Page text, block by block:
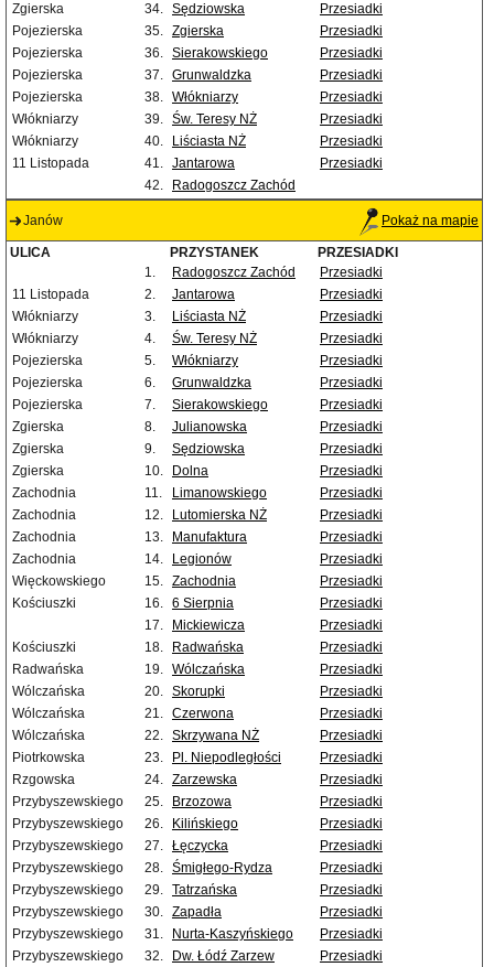
Zgierska
34. Sędziowska
Przesiadki
Pojezierska
35. Zgierska
Przesiadki
Pojezierska
36. Sierakowskiego
Przesiadki
Pojezierska
37. Grunwaldzka
Przesiadki
Pojezierska
38. Włókniarzy
Przesiadki
Włókniarzy
39. Św. Teresy NŻ
Przesiadki
Włókniarzy
40. Liściasta NŻ
Przesiadki
11 Listopada
41. Jantarowa
Przesiadki
42.
Radogoszcz Zachód
Janów Pokaż na mapie
ULICA PRZYSTANEK
PRZESIADKI
1.
Radogoszcz Zachód
Przesiadki
11 Listopada
2. Jantarowa
Przesiadki
Włókniarzy
3. Liściasta NŻ
Przesiadki
Włókniarzy
4. Św. Teresy NŻ
Przesiadki
Pojezierska
5. Włókniarzy
Przesiadki
Pojezierska
6. Grunwaldzka
Przesiadki
Pojezierska
7. Sierakowskiego
Przesiadki
Zgierska
8. Julianowska
Przesiadki
Zgierska
9. Sędziowska
Przesiadki
Zgierska
10. Dolna
Przesiadki
Zachodnia
11. Limanowskiego
Przesiadki
Zachodnia
12. Lutomierska NŻ
Przesiadki
Zachodnia
13. Manufaktura
Przesiadki
Zachodnia
14. Legionów
Przesiadki
Więckowskiego
15. Zachodnia
Przesiadki
Kościuszki
16. 6 Sierpnia
Przesiadki
17.
Mickiewicza
Przesiadki
Kościuszki
18. Radwańska
Przesiadki
Radwańska
19. Wólczańska
Przesiadki
Wólczańska
20. Skorupki
Przesiadki
Wólczańska
21. Czerwona
Przesiadki
Wólczańska
22. Skrzywana NŻ
Przesiadki
Piotrkowska
23. Pl. Niepodległości
Przesiadki
Rzgowska
24. Zarzewska
Przesiadki
Przybyszewskiego
25. Brzozowa
Przesiadki
Przybyszewskiego
26. Kilińskiego
Przesiadki
Przybyszewskiego
27. Łęczycka
Przesiadki
Przybyszewskiego
28. Śmigłego-Rydza
Przesiadki
Przybyszewskiego
29. Tatrzańska
Przesiadki
Przybyszewskiego
30. Zapadła
Przesiadki
Przybyszewskiego
31. Nurta-Kaszyńskiego
Przesiadki
Przybyszewskiego
32. Dw. Łódź Zarzew Przesiadki